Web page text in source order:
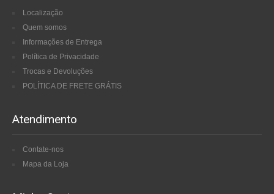
Localização
Quem somos
Informações de Entrega
Política de Privacidade
Trocas e Devoluções
POLÍTICA DE FRETE GRÁTIS
Atendimento
Contate-nos
Mapa da Loja